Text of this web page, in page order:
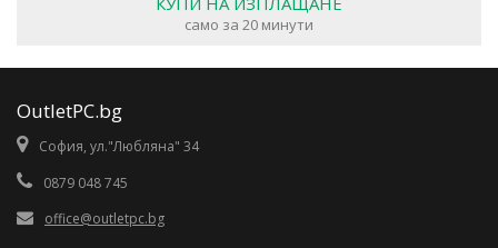
само за 20 минути
OutletPC.bg
София, ул."Любляна" 34
0879 048 745
office@outletpc.bg